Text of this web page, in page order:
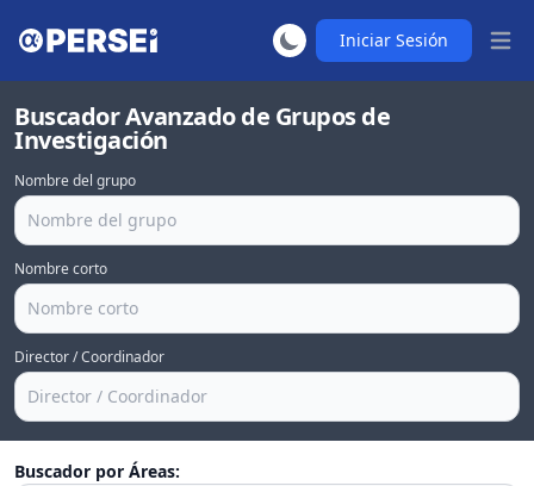
Iniciar Sesión Abrir
Buscador Avanzado de Grupos de
Investigación
Nombre del grupo
Nombre corto
Director / Coordinador
Buscador por Áreas: